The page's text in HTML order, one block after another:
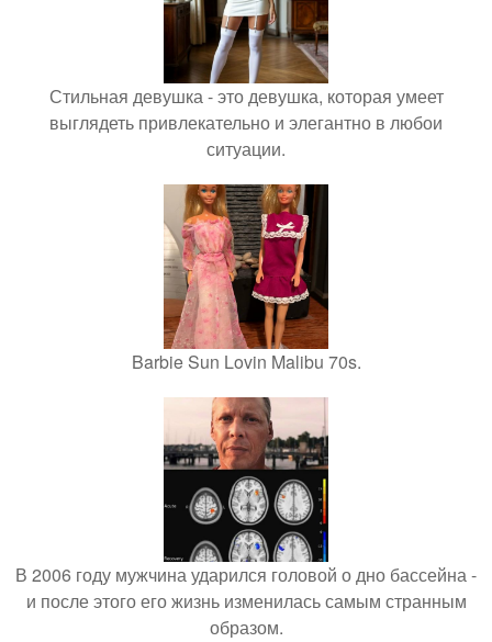
Стильная девушка - это девушка, которая умеет
выглядеть привлекательно и элегантно в любои
ситуации.
Barbie Sun Lovin Malibu 70s.
В 2006 году мужчина ударился головой о дно бассейна -
и после этого его жизнь изменилась самым странным
образом.